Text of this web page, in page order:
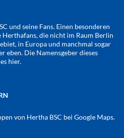
und seine Fans. Einen besonderen
die nicht im Raum Berlin
in Europa und manchmal sogar
eben. Die Namensgeber dieses
hier.
von Hertha BSC bei Google Maps.